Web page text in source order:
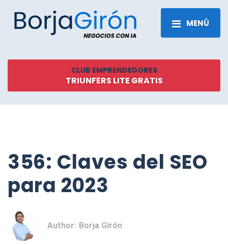
MENÚ
CLUB EMPRENDEDORES
TRIUNFERS LITE GRATIS
356: Claves del SEO
para 2023
Author: Borja Girón